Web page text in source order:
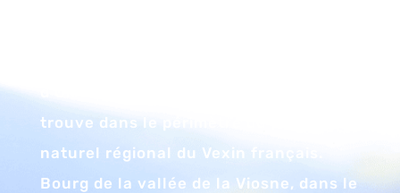
trouve dans le périmètre du parc
naturel régional du Vexin français.
Bourg de la vallée de la Viosne, dans le